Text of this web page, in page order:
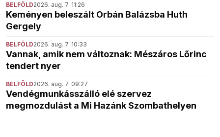
BELFÖLD2026. aug. 7. 11:26
Keményen beleszált Orbán Balázsba Huth
Gergely
BELFÖLD2026. aug. 7. 10:33
Vannak, amik nem változnak: Mészáros Lőrinc
tendert nyer
BELFÖLD2026. aug. 7. 09:27
Vendégmunkásszálló elé szervez
megmozdulást a Mi Hazánk Szombathelyen